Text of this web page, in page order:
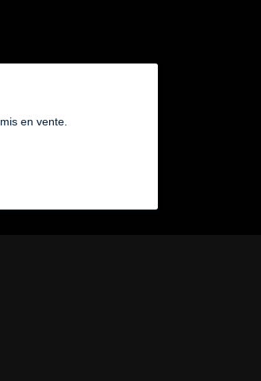
en vente.